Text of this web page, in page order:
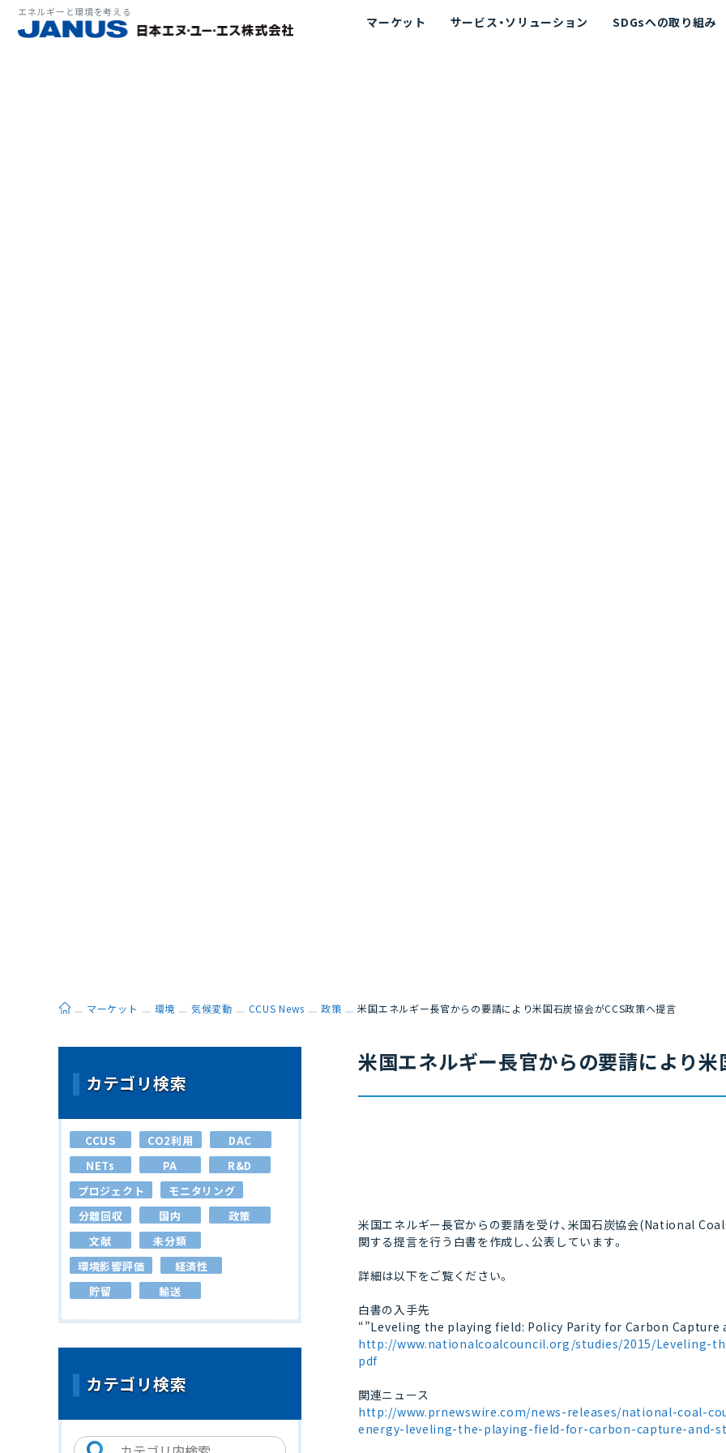
エネルギーと環境を考える
マーケット サービス・ソリューション SDGsへの取り組み
ホームマーケット 環境 気候変動 CCUS News 政策 米国エネルギー長官からの要請により米国石炭協会がCCS政策へ提言
米国エネルギー長官からの要請により
米国エネルギー長官からの要請を受け、米国石炭協会(National
関する提言を行う白書を作成し、公表しています。
詳細は以下をご覧ください。
白書の入手先
“”Leveling the playing field: Policy Parity for Carbon Capture
http://www.nationalcoalcouncil.org/studies/2015/Leveling-
pdf
関連ニュース
http://www.prnewswire.com/news-releases/national-coal-
energy-leveling-the-playing-field-for-carbon-capture-and-
カテゴリ検索
CCUS CO2利用
DAC
NETs
PA
R&D
プロジェクト
モニタリング
分離回収
国内
政策
文献
未分類
環境影響評価
経済性
貯留
輸送
カテゴリ検索